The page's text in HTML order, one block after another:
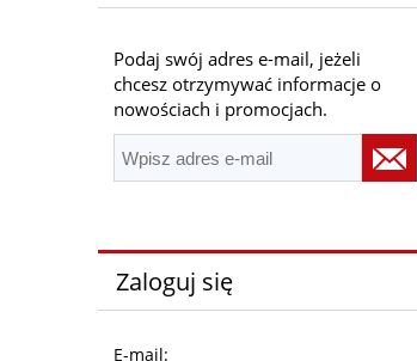
Podaj swój adres e-mail, jeżeli
chcesz otrzymywać informacje o
nowościach i promocjach.
Zaloguj się
E-mail: